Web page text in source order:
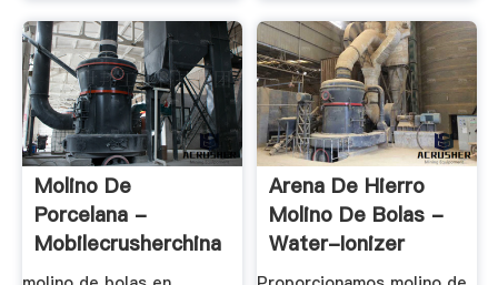
Molino De
Porcelana -
Mobilecrusherchina
Arena De Hierro
Molino De Bolas -
Water-Ionizer